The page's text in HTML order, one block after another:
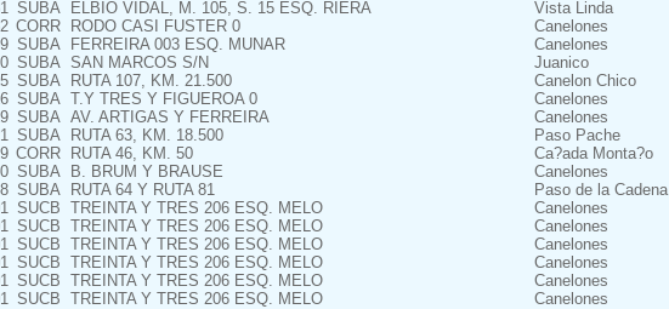
SUBA ELBIO VIDAL, M. 105, S. 15 ESQ. RIERA Vista Linda
CORR RODO CASI FUSTER 0 Canelones
SUBA FERREIRA 003 ESQ. MUNAR Canelones
SUBA SAN MARCOS S/N Juanico
SUBA RUTA 107, KM. 21.500 Canelon Chico
SUBA T.Y TRES Y FIGUEROA 0 Canelones
SUBA AV. ARTIGAS Y FERREIRA Canelones
SUBA RUTA 63, KM. 18.500 Paso Pache
CORR RUTA 46, KM. 50 Ca?ada Monta?o
SUBA B. BRUM Y BRAUSE Canelones
SUBA RUTA 64 Y RUTA 81 Paso de la Cadena
SUCB TREINTA Y TRES 206 ESQ. MELO Canelones
SUCB TREINTA Y TRES 206 ESQ. MELO Canelones
SUCB TREINTA Y TRES 206 ESQ. MELO Canelones
SUCB TREINTA Y TRES 206 ESQ. MELO Canelones
SUCB TREINTA Y TRES 206 ESQ. MELO Canelones
SUCB TREINTA Y TRES 206 ESQ. MELO Canelones